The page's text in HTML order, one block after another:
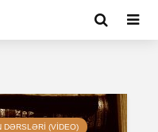
DƏRSLƏRI (VIDEO)